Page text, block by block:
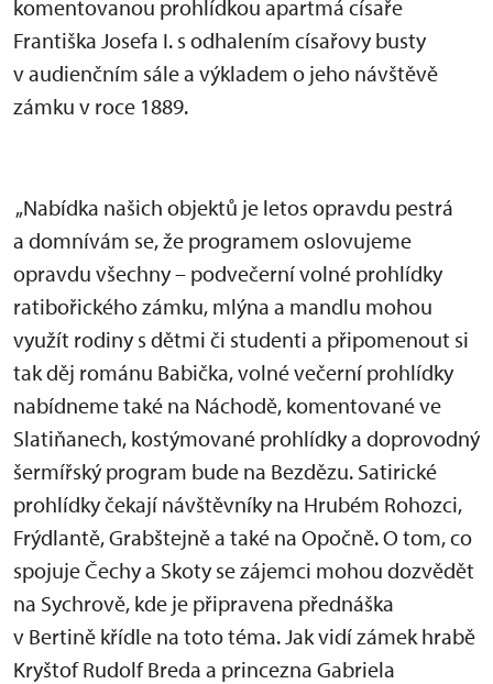
komentovanou prohlídkou apartmá císaře
Františka Josefa I. s odhalením císařovy busty
v audienčním sále a výkladem o jeho návštěvě
zámku v roce 1889.
„Nabídka našich objektů je letos opravdu pestrá
a domnívám se, že programem oslovujeme
opravdu všechny – podvečerní volné prohlídky
ratibořického zámku, mlýna a mandlu mohou
využít rodiny s dětmi či studenti a připomenout si
tak děj románu Babička, volné večerní prohlídky
nabídneme také na Náchodě, komentované ve
Slatiňanech, kostýmované prohlídky a doprovodný
šermířský program bude na Bezdězu. Satirické
prohlídky čekají návštěvníky na Hrubém Rohozci,
Frýdlantě, Grabštejně a také na Opočně. O tom, co
spojuje Čechy a Skoty se zájemci mohou dozvědět
na Sychrově, kde je připravena přednáška
v Bertině křídle na toto téma. Jak vidí zámek hrabě
Kryštof Rudolf Breda a princezna Gabriela